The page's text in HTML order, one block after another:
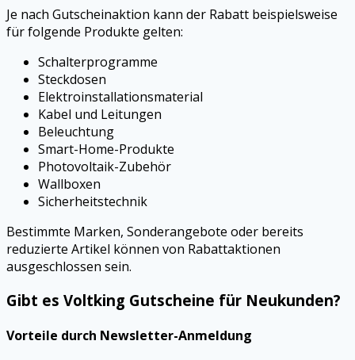
Je nach Gutscheinaktion kann der Rabatt beispielsweise
für folgende Produkte gelten:
Schalterprogramme
Steckdosen
Elektroinstallationsmaterial
Kabel und Leitungen
Beleuchtung
Smart-Home-Produkte
Photovoltaik-Zubehör
Wallboxen
Sicherheitstechnik
Bestimmte Marken, Sonderangebote oder bereits
reduzierte Artikel können von Rabattaktionen
ausgeschlossen sein.
Gibt es Voltking Gutscheine für Neukunden?
Vorteile durch Newsletter-Anmeldung